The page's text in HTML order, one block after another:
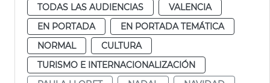
TODAS LAS AUDIENCIAS
VALENCIA
EN PORTADA
EN PORTADA TEMÁTICA
NORMAL
CULTURA
TURISMO E INTERNACIONALIZACIÓN